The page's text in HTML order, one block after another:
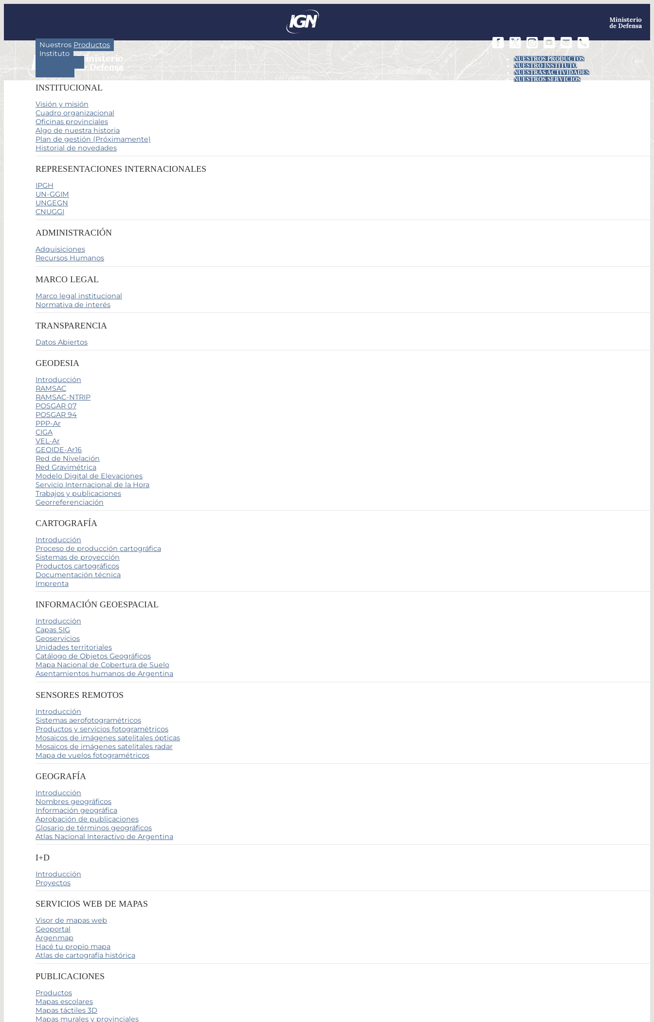
NUESTROS PRODUCTOS
NUESTRO INSTITUTO
NUESTRAS ACTIVIDADES
NUESTROS SERVICIOS
Nuestros Productos
Instituto
INSTITUCIONAL
Visión y misión
Cuadro organizacional
Oficinas provinciales
Algo de nuestra historia
Plan de gestión (Próximamente)
Historial de novedades
REPRESENTACIONES INTERNACIONALES
IPGH
UN-GGIM
UNGEGN
CNUGGI
ADMINISTRACIÓN
Adquisiciones
Recursos Humanos
MARCO LEGAL
Marco legal institucional
Normativa de interés
TRANSPARENCIA
Datos Abiertos
GEODESIA
Introducción
RAMSAC
RAMSAC-NTRIP
POSGAR 07
POSGAR 94
PPP-Ar
CIGA
VEL-Ar
GEOIDE-Ar16
Red de Nivelación
Red Gravimétrica
Modelo Digital de Elevaciones
Servicio Internacional de la Hora
Trabajos y publicaciones
Georreferenciación
CARTOGRAFÍA
Introducción
Proceso de producción cartográfica
Sistemas de proyección
Productos cartográficos
Documentación técnica
Imprenta
INFORMACIÓN GEOESPACIAL
Introducción
Capas SIG
Geoservicios
Unidades territoriales
Catálogo de Objetos Geográficos
Mapa Nacional de Cobertura de Suelo
Asentamientos humanos de Argentina
SENSORES REMOTOS
Introducción
Sistemas aerofotogramétricos
Productos y servicios fotogramétricos
Mosaicos de imágenes satelitales ópticas
Mosaicos de imágenes satelitales radar
Mapa de vuelos fotogramétricos
GEOGRAFÍA
Introducción
Nombres geográficos
Información geográfica
Aprobación de publicaciones
Glosario de términos geográficos
Atlas Nacional Interactivo de Argentina
I+D
Introducción
Proyectos
SERVICIOS WEB DE MAPAS
Visor de mapas web
Geoportal
Argenmap
Hacé tu propio mapa
Atlas de cartografía histórica
PUBLICACIONES
Productos
Mapas escolares
Mapas táctiles 3D
Mapas murales y provinciales